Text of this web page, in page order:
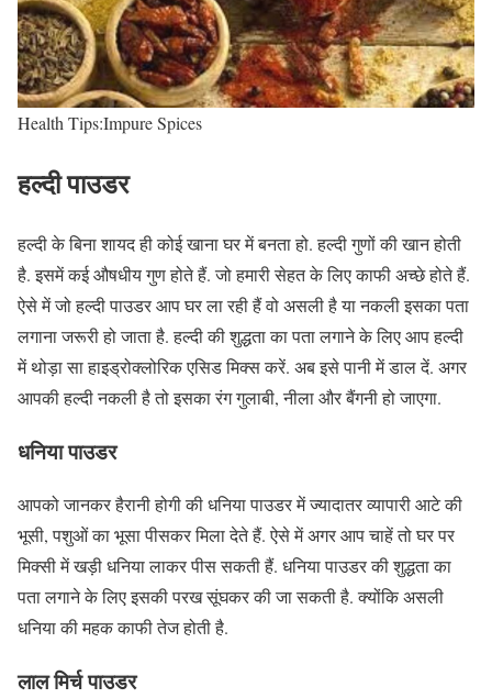
Health Tips:Impure Spices
हल्दी पाउडर
हल्दी के बिना शायद ही कोई खाना घर में बनता हो. हल्दी गुणों की खान होती
है. इसमें कई औषधीय गुण होते हैं. जो हमारी सेहत के लिए काफी अच्छे होते हैं.
ऐसे में जो हल्दी पाउडर आप घर ला रही हैं वो असली है या नकली इसका पता
लगाना जरूरी हो जाता है. हल्दी की शुद्धता का पता लगाने के लिए आप हल्दी
में थोड़ा सा हाइड्रोक्लोरिक एसिड मिक्स करें. अब इसे पानी में डाल दें. अगर
आपकी हल्दी नकली है तो इसका रंग गुलाबी, नीला और बैंगनी हो जाएगा.
धनिया पाउडर
आपको जानकर हैरानी होगी की धनिया पाउडर में ज्यादातर व्यापारी आटे की
भूसी, पशुओं का भूसा पीसकर मिला देते हैं. ऐसे में अगर आप चाहें तो घर पर
मिक्सी में खड़ी धनिया लाकर पीस सकती हैं. धनिया पाउडर की शुद्धता का
पता लगाने के लिए इसकी परख सूंघकर की जा सकती है. क्योंकि असली
धनिया की महक काफी तेज होती है.
लाल मिर्च पाउडर